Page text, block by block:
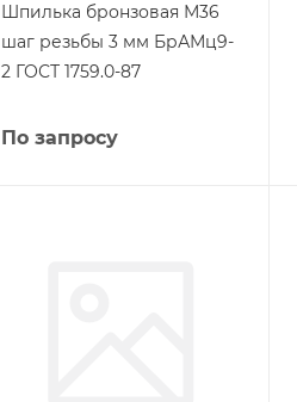
Шпилька бронзовая М36
шаг резьбы 3 мм БрАМц9-
2 ГОСТ 1759.0-87
По запросу